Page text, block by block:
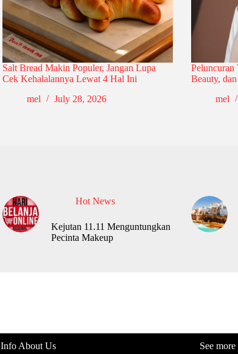
Salt Bread Makin Populer, Jangan Lupa
Cek Kehalalannya Lewat 4 Hal Ini
mel
July 28, 2026
Peluncuran
Beauty,
mel
Hot News
Kejutan 11.11 Menguntungkan
Pecinta Makeup
Info About Us See more